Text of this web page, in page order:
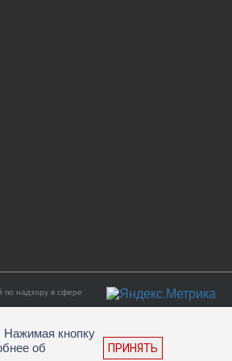
надзору в сфере
Нажимая кнопку
об
ПРИНЯТЬ